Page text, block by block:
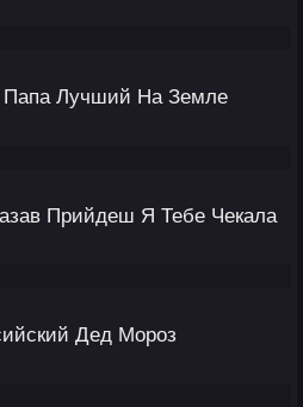
Лучший На Земле
Прийдеш Я Тебе Чекала
Дед Мороз